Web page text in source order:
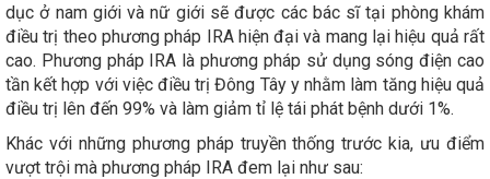
dục ở nam giới và nữ giới sẽ được các bác sĩ tại phòng khám
điều trị theo phương pháp IRA hiện đại và mang lại hiệu quả rất
cao. Phương pháp IRA là phương pháp sử dụng sóng điện cao
tần kết hợp với việc điều trị Đông Tây y nhằm làm tăng hiệu quả
điều trị lên đến 99% và làm giảm tỉ lệ tái phát bệnh dưới 1%.
Khác với những phương pháp truyền thống trước kia, ưu điểm
vượt trội mà phương pháp IRA đem lại như sau: